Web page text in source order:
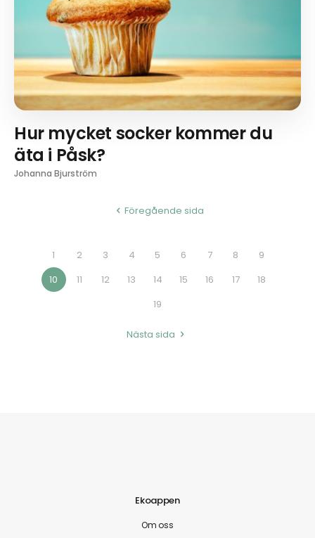
Hur mycket socker kommer du
äta i Påsk?
Johanna Bjurström
Föregående sida
1 2 3 4 5 6 7 8
9
10
11 12 13 14 15 16 17
18
19
Nästa sida
Ekoappen
Om oss